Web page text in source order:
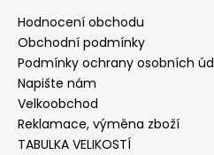
Hodnocení obchodu
Obchodní podmínky
Podmínky ochrany osobních
Napište nám
Velkoobchod
Reklamace, výměna zboží
TABULKA VELIKOSTÍ